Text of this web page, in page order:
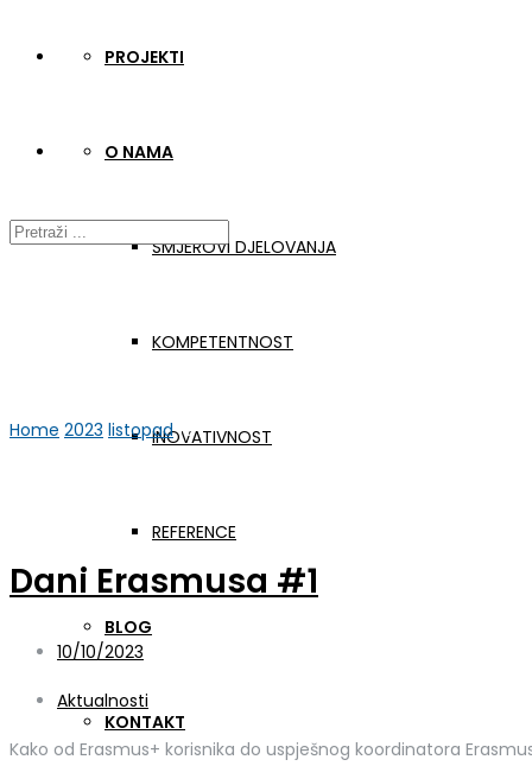
PROJEKTI
O NAMA
SMJEROVI DJELOVANJA
KOMPETENTNOST
INOVATIVNOST
REFERENCE
BLOG
KONTAKT
Home 2023 listopad 10
Dani Erasmusa #1
10/10/2023
Aktualnosti
Kako od Erasmus+ korisnika do uspješnog koordinatora